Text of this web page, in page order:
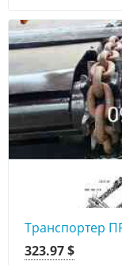
Транспортер
323.97 $